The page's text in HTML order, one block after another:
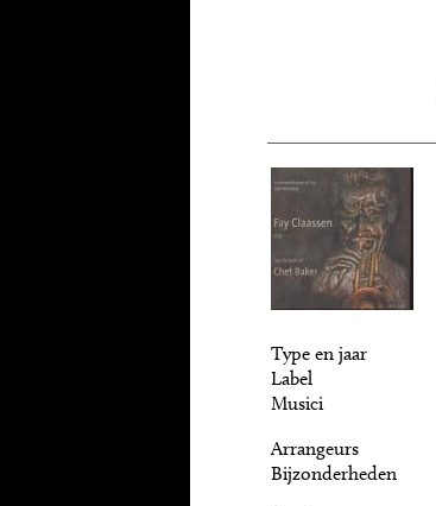
Type en jaar
Label
Musici
Arrangeurs
Bijzonderheden